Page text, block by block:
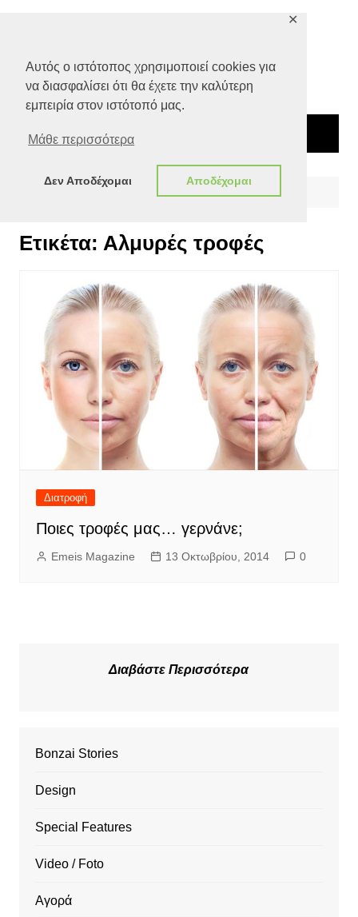
Αυτός ο ιστότοπος χρησιμοποιεί cookies για
να διασφαλίσει ότι θα έχετε την καλύτερη
εμπειρία στον ιστότοπό μας.
Μάθε περισσότερα
Δεν Αποδέχομαι Αποδέχομαι
✕
Αλμυρές τροφές
Ετικέτα: Αλμυρές τροφές
Διατροφή
Ποιες τροφές μας… γερνάνε;
Emeis Magazine 13 Οκτωβρίου, 2014 0
Διαβάστε Περισσότερα
Bonzai Stories
Design
Special Features
Video / Foto
Αγορά